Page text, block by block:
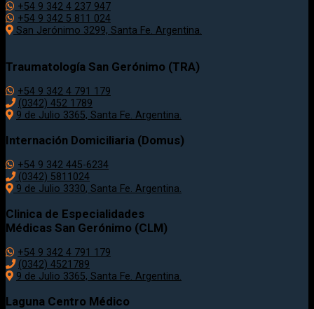
+54 9 342 4 237 947
+54 9 342 5 811 024
San Jerónimo 3299, Santa Fe. Argentina.
Traumatología San Gerónimo (TRA)
+54 9 342 4 791 179
(0342) 452 1789
9 de Julio 3365, Santa Fe. Argentina.
Internación Domiciliaria (Domus)
+54 9 342 445-6234
(0342) 5811024
9 de Julio 3330, Santa Fe. Argentina.
Clinica de Especialidades
Médicas San Gerónimo (CLM)
+54 9 342 4 791 179
(0342) 4521789
9 de Julio 3365, Santa Fe. Argentina.
Laguna Centro Médico